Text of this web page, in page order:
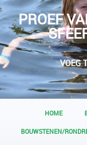
PROEF
VOEG
HOME
BOUWSTENEN/